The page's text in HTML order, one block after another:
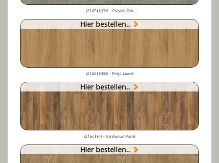
(2169) NF28 - Greyish Oak
Hier bestellen..
(2168) NE68 - Freijo Laurel
Hier bestellen..
(2166) H4 - Hardwood Panel
Hier bestellen..